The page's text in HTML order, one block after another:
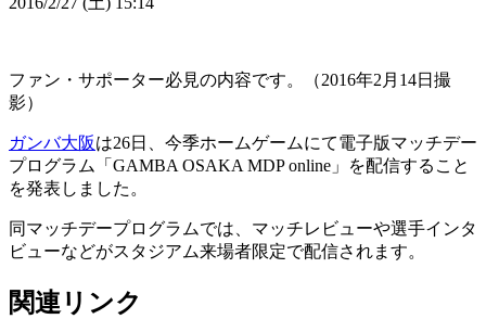
ファン・サポーター必見の内容です。（2016年2月14日撮
影）
ガンバ大阪は26日、今季ホームゲームにて電子版マッチデー
プログラム「GAMBA OSAKA MDP online」を配信すること
を発表しました。
同マッチデープログラムでは、マッチレビューや選手インタ
ビューなどがスタジアム来場者限定で配信されます。
関連リンク